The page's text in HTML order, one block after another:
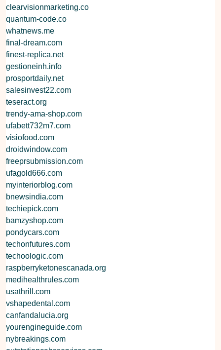
clearvisionmarketing.co
quantum-code.co
whatnews.me
final-dream.com
finest-replica.net
gestioneinh.info
prosportdaily.net
salesinvest22.com
teseract.org
trendy-ama-shop.com
ufabett732m7.com
visiofood.com
droidwindow.com
freeprsubmission.com
ufagold666.com
myinteriorblog.com
bnewsindia.com
techiepick.com
bamzyshop.com
pondycars.com
techonfutures.com
techoologic.com
raspberryketonescanada.org
medihealthrules.com
usathrill.com
vshapedental.com
canfandalucia.org
yourengineguide.com
nybreakings.com